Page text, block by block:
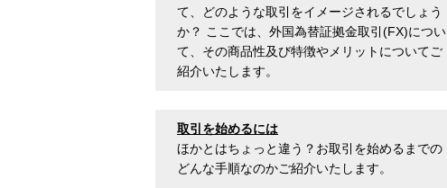
て、どのような取引をイメージされるでしょう
か？ ここでは、外国為替証拠金取引(FX)につい
て、その商品性及び特徴やメリットについてご
紹介いたします。
取引を始めるには
ほかとはちょっと違う？お取引を始めるまでの
どんな手順なのかご紹介いたします。